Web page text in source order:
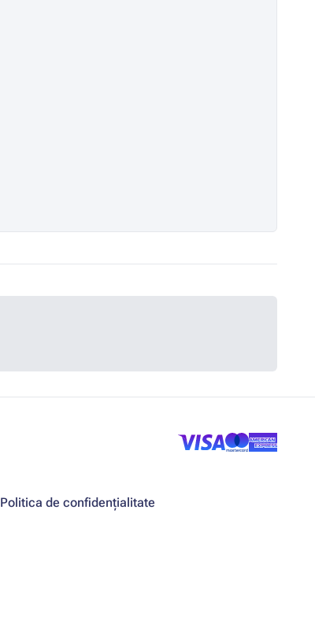
Politica de confidențialitate